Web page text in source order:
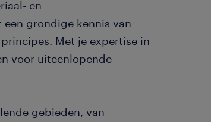
en
grondige kennis van
Met je expertise in
voor uiteenlopende
gebieden, van